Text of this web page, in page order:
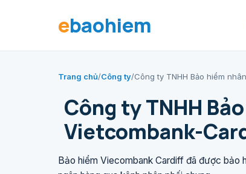
ebaohiem
Trang chủ/Công ty/Công ty TNHH Bảo hiểm
Công ty TNHH
Vietcombank-
Bảo hiểm Viecombank Cardiff đã được bảo